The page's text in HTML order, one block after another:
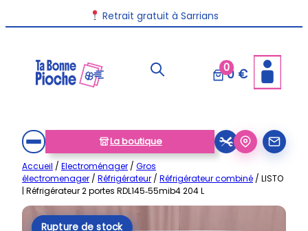
au
Retrait gratuit à Sarrians
00 €
La boutique
Accueil / Electroménager / Gros
électromenager / Réfrigérateur / Réfrigérateur combiné / LISTO
| Réfrigérateur 2 portes RDL145‑55mib4 204 L